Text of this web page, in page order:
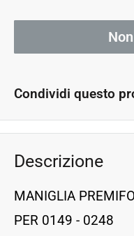
Condividi questo
Descrizione
MANIGLIA
PER 0149 - 0248